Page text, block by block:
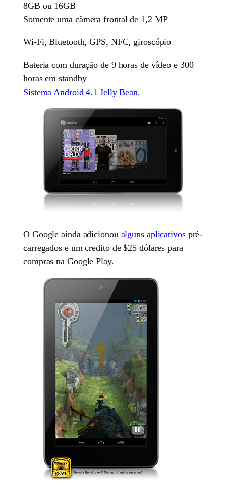
8GB ou 16GB
Somente uma câmera frontal de 1,2 MP
Wi-Fi, Bluetooth, GPS, NFC, giroscópio
Bateria com duração de 9 horas de vídeo e 300
horas em standby
Sistema Android 4.1 Jelly Bean.
O Google ainda adicionou alguns aplicativospré-
carregados e um credito de $25 dólares para
compras na Google Play.